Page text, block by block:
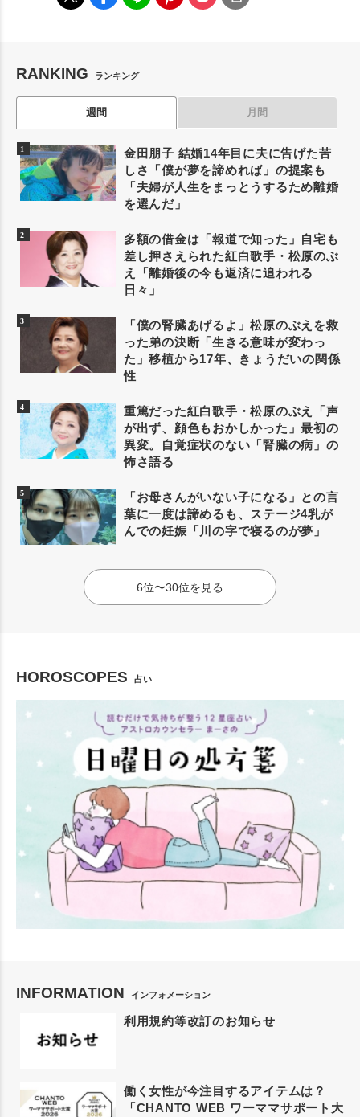
RANKING ランキング
週間 月間
金田朋子 結婚14年目に夫に告げた苦
しさ「僕が夢を諦めれば」の提案も
「夫婦が人生をまっとうするため離婚
を選んだ」
多額の借金は「報道で知った」自宅も
差し押さえられた紅白歌手・松原のぶ
え「離婚後の今も返済に追われる
日々」
「僕の腎臓あげるよ」松原のぶえを救
った弟の決断「生きる意味が変わっ
た」移植から17年、きょうだいの関係
性
重篤だった紅白歌手・松原のぶえ「声
が出ず、顔色もおかしかった」最初の
異変。自覚症状のない「腎臓の病」の
怖さ語る
「お母さんがいない子になる」との言
葉に一度は諦めるも、ステージ4乳が
んでの妊娠「川の字で寝るのが夢」
6位〜30位を見る
HOROSCOPES 占い
INFORMATION インフォメーション
利用規約等改訂のお知らせ
働く女性が今注目するアイテムは？
「CHANTO WEB ワーママサポート大